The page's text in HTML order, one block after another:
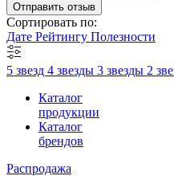
Отправить отзыв
Сортировать по:
Дате Рейтингу Полезности
5 звезд 4 звезды 3 звезды 2
Каталог
продукции
Каталог
брендов
Распродажа